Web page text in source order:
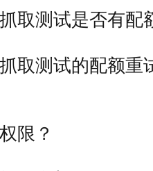
取测试是否有配
取测试的配额重
限？